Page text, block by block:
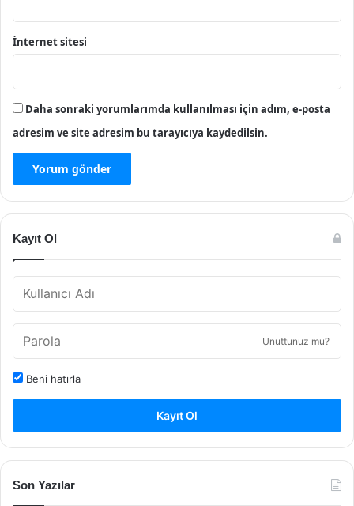
İnternet sitesi
Daha sonraki yorumlarımda kullanılması için adım, e-posta
adresim ve site adresim bu tarayıcıya kaydedilsin.
Kayıt Ol
Unuttunuz mu?
Beni hatırla
Kayıt Ol
Son Yazılar